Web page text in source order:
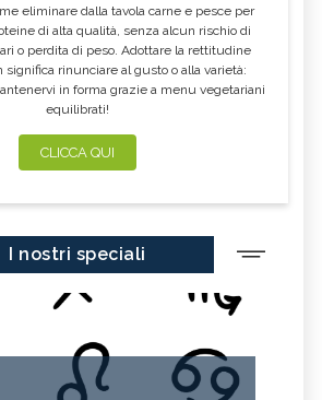
eliminare dalla tavola carne e pesce per
di alta qualità, senza alcun rischio di
o perdita di peso. Adottare la rettitudine
significa rinunciare al gusto o alla varietà:
in forma grazie a menu vegetariani
equilibrati!
CLICCA QUI
I nostri speciali